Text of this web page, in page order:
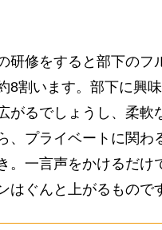
研修をすると部下のフ
8割います。部下に興
がるでしょうし、柔軟
、プライベートに関わ
。一言声をかけるだけ
はぐんと上がるもので